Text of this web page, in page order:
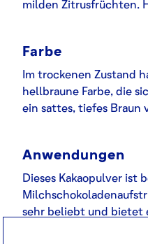
milden Zitrusfrüchten.
Farbe
Im trockenen Zustand
hellbraune Farbe, die
ein sattes, tiefes Braun
Anwendungen
Dieses Kakaopulver ist
sehr beliebt und bietet